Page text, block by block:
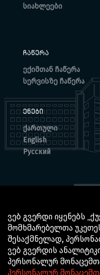
სიახლეები
ᲩᲐᲬᲔᲠᲐ
ექიმთან ჩაწერა
სერვისზე ჩაწერა
ᲔᲜᲔᲑᲘ
ქართული
English
Русский
© 2025 BOCHORISHVILI
GTN
ვებ გვერდი იყენებს
მომხმარებელთა
შესაქმნელად,
ვებ გვერდის
პერსონალურ
პერსონალურ